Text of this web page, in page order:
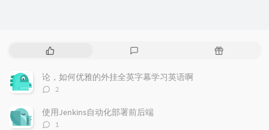
热
文
章
评
论
随
论，如何优雅的外挂全英字幕学习英语啊
评
数：
2
使用Jenkins自动化部署前后端
评1